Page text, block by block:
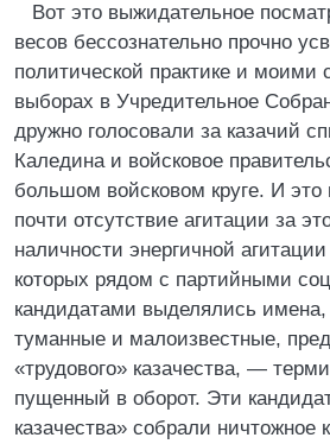
Вот это выжидательное
весов бессознательно прочно
политической практике и моими
выборах в Учредительное
дружно голосовали за казачий
Каледина и войсковое
большом войсковом круге. И это
почти отсутствие агитации за
наличности энергичной
которых рядом с партийными
кандидатами выделялись имена,
туманные и малоизвестные,
«трудового» казачества, —
пущенный в оборот. Эти
казачества» собрали ничтожное